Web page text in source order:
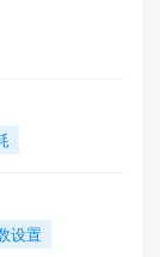
设置